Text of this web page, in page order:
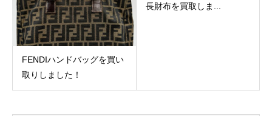
FENDIハンドバッグを買い
取りしました！
長財布を買取しま...